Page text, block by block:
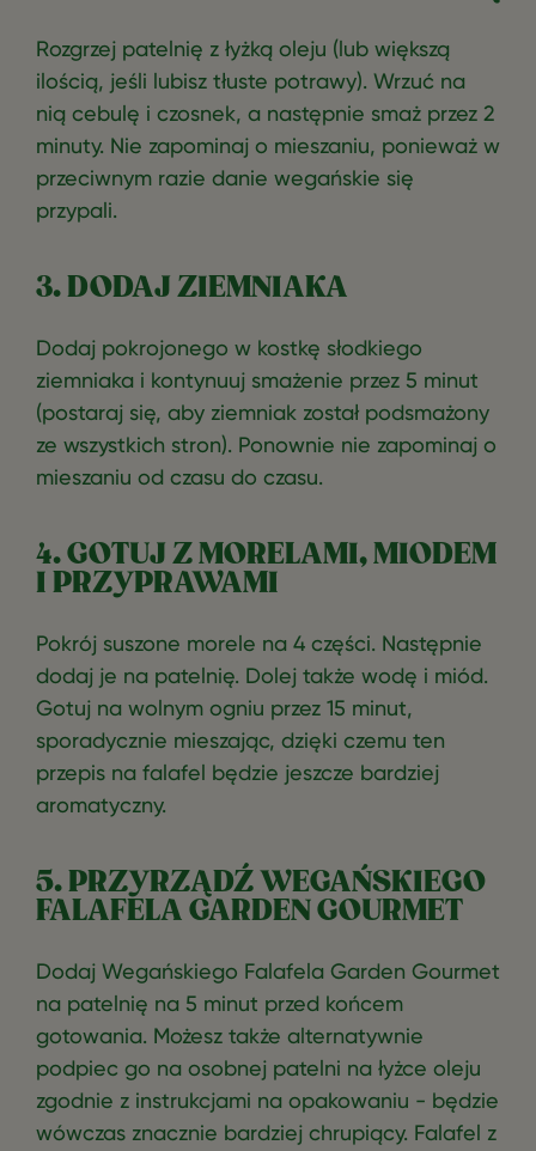
Rozgrzej patelnię z łyżką oleju (lub większą
ilością, jeśli lubisz tłuste potrawy). Wrzuć na
nią cebulę i czosnek, a następnie smaż przez 2
minuty. Nie zapominaj o mieszaniu, ponieważ w
przeciwnym razie danie wegańskie się
przypali.
3. DODAJ ZIEMNIAKA
Dodaj pokrojonego w kostkę słodkiego
ziemniaka i kontynuuj smażenie przez 5 minut
(postaraj się, aby ziemniak został podsmażony
ze wszystkich stron). Ponownie nie zapominaj o
mieszaniu od czasu do czasu.
4. GOTUJ Z MORELAMI, MIODEM
I PRZYPRAWAMI
Pokrój suszone morele na 4 części. Następnie
dodaj je na patelnię. Dolej także wodę i miód.
Gotuj na wolnym ogniu przez 15 minut,
sporadycznie mieszając, dzięki czemu ten
przepis na falafel będzie jeszcze bardziej
aromatyczny.
5. PRZYRZĄDŹ WEGAŃSKIEGO
FALAFELA GARDEN GOURMET
Dodaj Wegańskiego Falafela Garden Gourmet
na patelnię na 5 minut przed końcem
gotowania. Możesz także alternatywnie
podpiec go na osobnej patelni na łyżce oleju
zgodnie z instrukcjami na opakowaniu - będzie
wówczas znacznie bardziej chrupiący. Falafel z